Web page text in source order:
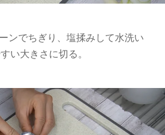
ンでちぎり、塩揉みして水洗い
い大きさに切る。